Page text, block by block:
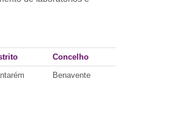
Concelho
Benavente